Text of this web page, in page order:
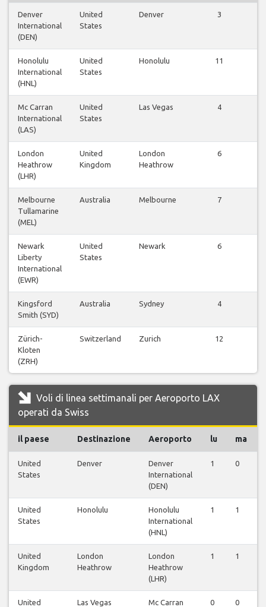
Denver
International
(DEN)
United
States
Denver 3
Honolulu
International
(HNL)
United
States
Honolulu 11
Mc Carran
International
(LAS)
United
States
Las Vegas 4
London
Heathrow
(LHR)
United
Kingdom
London
Heathrow
6
Melbourne
Tullamarine
(MEL)
Australia Melbourne 7
Newark
Liberty
International
(EWR)
United
States
Newark 6
Kingsford
Smith (SYD)
Australia Sydney 4
Zürich-
Kloten
(ZRH)
Switzerland Zurich 12
Voli di linea settimanali per Aeroporto LAX
operati da Swiss
il paese Destinazione Aeroporto lu ma
United
States
Denver
Denver
International
(DEN)
1 0
United
States
Honolulu
Honolulu
International
(HNL)
1 1
United
Kingdom
London
Heathrow
London
Heathrow
(LHR)
1 1
United
Las Vegas
Mc Carran
0 0